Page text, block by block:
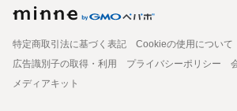
特定商取引法に基づく表記
Cookieの使用について
広告識別子の取得・利用
プライバシーポリシー
メディアキット